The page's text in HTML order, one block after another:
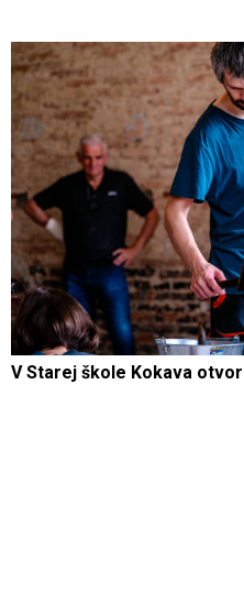
V Starej škole Kokava